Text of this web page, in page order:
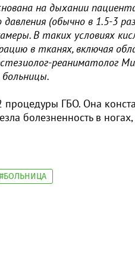
на дыхании
давления (обычно в 1.5-3
В таких условиях
в тканях, включая
реаниматолог
больницы.
ГБО. Она
болезненность в
#БОЛЬНИЦА